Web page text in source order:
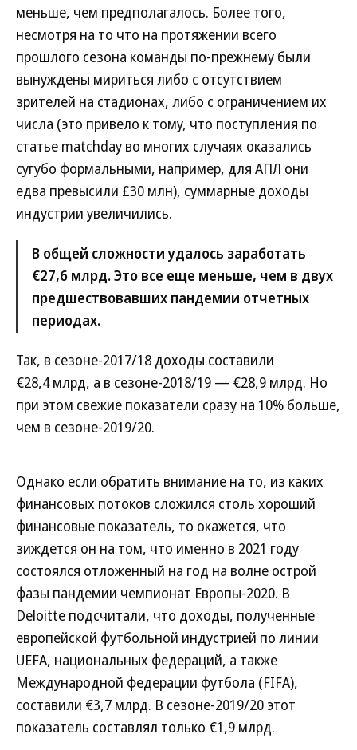
меньше, чем предполагалось. Более того,
несмотря на то что на протяжении всего
прошлого сезона команды по-прежнему были
вынуждены мириться либо с отсутствием
зрителей на стадионах, либо с ограничением их
числа (это привело к тому, что поступления по
статье matchday во многих случаях оказались
сугубо формальными, например, для АПЛ они
едва превысили £30 млн), суммарные доходы
индустрии увеличились.
В общей сложности удалось заработать
€27,6 млрд. Это все еще меньше, чем в двух
предшествовавших пандемии отчетных
периодах.
Так, в сезоне-2017/18 доходы составили
€28,4 млрд, а в сезоне-2018/19 — €28,9 млрд. Но
при этом свежие показатели сразу на 10% больше,
чем в сезоне-2019/20.
Однако если обратить внимание на то, из каких
финансовых потоков сложился столь хороший
финансовые показатель, то окажется, что
зиждется он на том, что именно в 2021 году
состоялся отложенный на год на волне острой
фазы пандемии чемпионат Европы-2020. В
Deloitte подсчитали, что доходы, полученные
европейской футбольной индустрией по линии
UEFA, национальных федераций, а также
Международной федерации футбола (FIFA),
составили €3,7 млрд. В сезоне-2019/20 этот
показатель составлял только €1,9 млрд.